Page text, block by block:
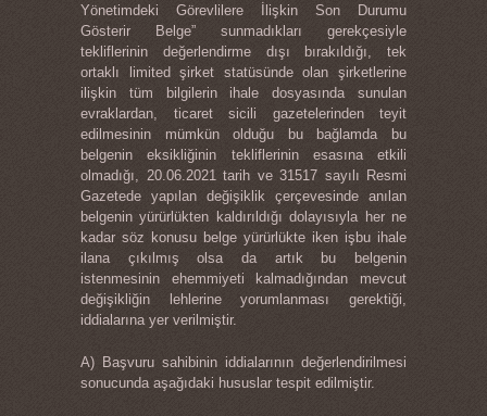
Yönetimdeki Görevlilere İlişkin Son Durumu
Gösterir Belge” sunmadıkları gerekçesiyle
tekliflerinin değerlendirme dışı bırakıldığı, tek
ortaklı limited şirket statüsünde olan şirketlerine
ilişkin tüm bilgilerin ihale dosyasında sunulan
evraklardan, ticaret sicili gazetelerinden teyit
edilmesinin mümkün olduğu bu bağlamda bu
belgenin eksikliğinin tekliflerinin esasına etkili
olmadığı, 20.06.2021 tarih ve 31517 sayılı Resmi
Gazetede yapılan değişiklik çerçevesinde anılan
belgenin yürürlükten kaldırıldığı dolayısıyla her ne
kadar söz konusu belge yürürlükte iken işbu ihale
ilana çıkılmış olsa da artık bu belgenin
istenmesinin ehemmiyeti kalmadığından mevcut
değişikliğin lehlerine yorumlanması gerektiği,
iddialarına yer verilmiştir.
A) Başvuru sahibinin iddialarının değerlendirilmesi
sonucunda aşağıdaki hususlar tespit edilmiştir.